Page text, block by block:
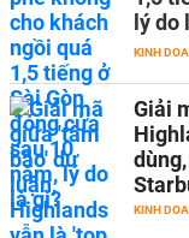
lý do
KINH
Giải
KINH